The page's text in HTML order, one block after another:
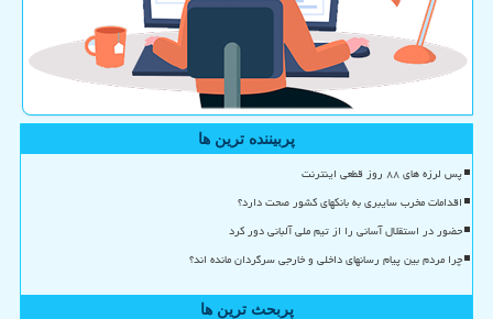
پربیننده ترین ها
پس لرزه های ۸۸ روز قطعی اینترنت
اقدامات مخرب سایبری به بانکهای کشور صحت دارد؟
حضور در استقلال آسانی را از تیم ملی آلبانی دور کرد
چرا مردم بین پیام رسانهای داخلی و خارجی سرگردان مانده اند؟
پربحث ترین ها